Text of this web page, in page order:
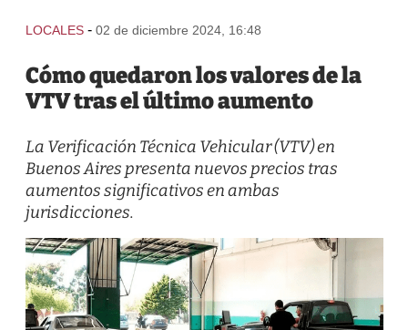
LOCALES - 02 de diciembre 2024, 16:48
Cómo quedaron los valores de la
VTV tras el último aumento
La Verificación Técnica Vehicular (VTV) en
Buenos Aires presenta nuevos precios tras
aumentos significativos en ambas
jurisdicciones.